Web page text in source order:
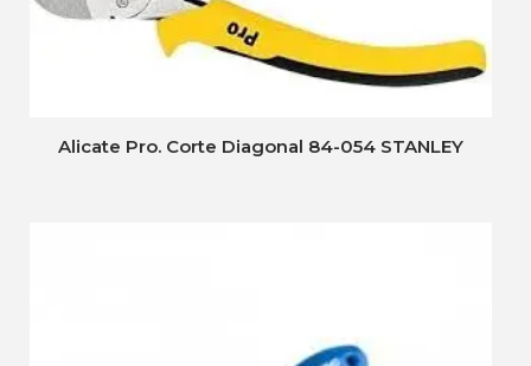
Alicate Pro. Corte Diagonal 84-054 STANLEY